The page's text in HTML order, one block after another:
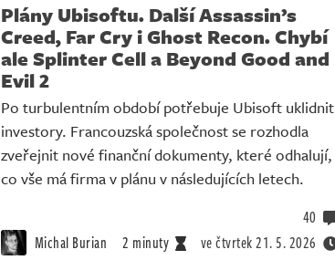
Plány Ubisoftu. Další Assassin’s
Creed, Far Cry i Ghost Recon. Chybí
ale Splinter Cell a Beyond Good and
Evil 2
Po turbulentním období potřebuje Ubisoft uklidnit
investory. Francouzská společnost se rozhodla
zveřejnit nové finanční dokumenty, které odhalují,
co vše má firma v plánu v následujících letech.
Michal Burian 2 minuty ve čtvrtek21. 5. 2026
40